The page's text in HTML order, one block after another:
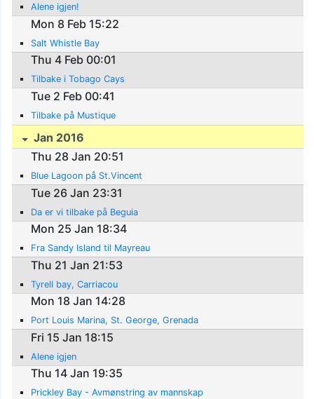
Alene igjen!
Mon 8 Feb 15:22
Salt Whistle Bay
Thu 4 Feb 00:01
Tilbake i Tobago Cays
Tue 2 Feb 00:41
Tilbake på Mustique
Jan 2016
Thu 28 Jan 20:51
Blue Lagoon på St.Vincent
Tue 26 Jan 23:31
Da er vi tilbake på Beguia
Mon 25 Jan 18:34
Fra Sandy Island til Mayreau
Thu 21 Jan 21:53
Tyrell bay, Carriacou
Mon 18 Jan 14:28
Port Louis Marina, St. George, Grenada
Fri 15 Jan 18:15
Alene igjen
Thu 14 Jan 19:35
Prickley Bay - Avmønstring av mannskap